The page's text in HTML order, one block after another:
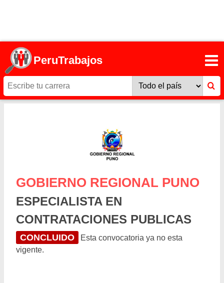
PeruTrabajos
GOBIERNO REGIONAL PUNO
ESPECIALISTA EN
CONTRATACIONES PUBLICAS
CONCLUIDO
Esta convocatoria ya no esta
vigente.